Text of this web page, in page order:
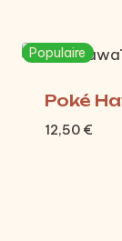
Populaire
Poké
12,50 €